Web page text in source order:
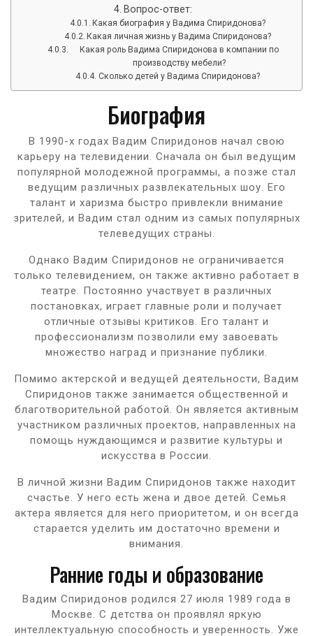
Вопрос-ответ:
Какая биография у Вадима Спиридонова?
Какая личная жизнь у Вадима Спиридонова?
Какая роль Вадима Спиридонова в компании по
производству мебели?
Сколько детей у Вадима Спиридонова?
Биография
В 1990-х годах Вадим Спиридонов начал свою
карьеру на телевидении. Сначала он был ведущим
популярной молодежной программы, а позже стал
ведущим различных развлекательных шоу. Его
талант и харизма быстро привлекли внимание
зрителей, и Вадим стал одним из самых популярных
телеведущих страны.
Однако Вадим Спиридонов не ограничивается
только телевидением, он также активно работает в
театре. Постоянно участвует в различных
постановках, играет главные роли и получает
отличные отзывы критиков. Его талант и
профессионализм позволили ему завоевать
множество наград и признание публики.
Помимо актерской и ведущей деятельности, Вадим
Спиридонов также занимается общественной и
благотворительной работой. Он является активным
участником различных проектов, направленных на
помощь нуждающимся и развитие культуры и
искусства в России.
В личной жизни Вадим Спиридонов также находит
счастье. У него есть жена и двое детей. Семья
актера является для него приоритетом, и он всегда
старается уделить им достаточно времени и
внимания.
Ранние годы и образование
Вадим Спиридонов родился 27 июля 1989 года в
Москве. С детства он проявлял яркую
интеллектуальную способность и уверенность. Уже